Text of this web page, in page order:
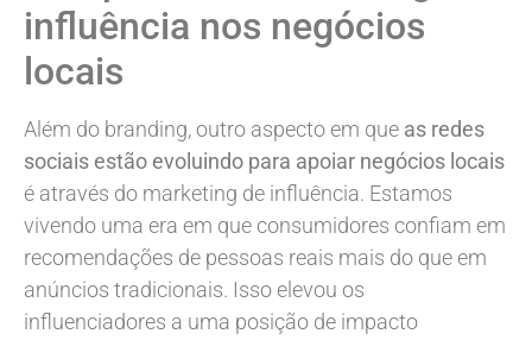
influência nos negócios
locais
Além do branding, outro aspecto em que as redes
sociais estão evoluindo para apoiar negócios locais
é através do marketing de influência. Estamos
vivendo uma era em que consumidores confiam em
recomendações de pessoas reais mais do que em
anúncios tradicionais. Isso elevou os
influenciadores a uma posição de impacto